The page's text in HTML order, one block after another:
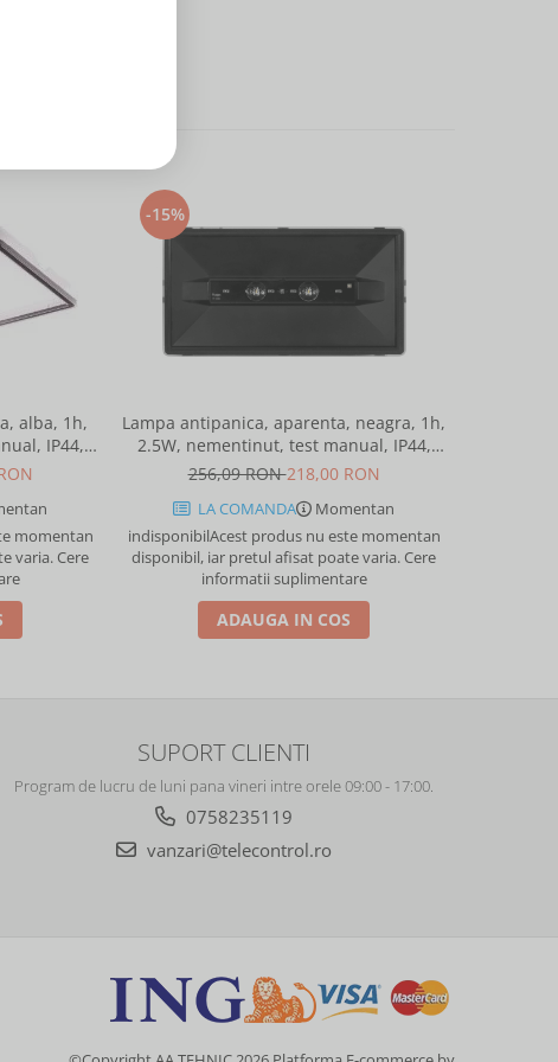
alba, 1h,
IP44,
Intelight
momentan
varia. Cere
-15%
Lampa antipanica, aparenta, neagra, 1h,
2.5W, nementinut, test manual, IP44,
lentile punct de siguranta, Intelight
256,09 RON218,00 RON
LA COMANDA
Momentan
indisponibilAcest produs nu este momentan
disponibil, iar pretul afisat poate varia. Cere
informatii suplimentare
ADAUGA IN COS
SUPORT CLIENTI
Program de lucru de luni pana vineri intre orele 09:00 - 17:00.
0758235119
vanzari@telecontrol.ro